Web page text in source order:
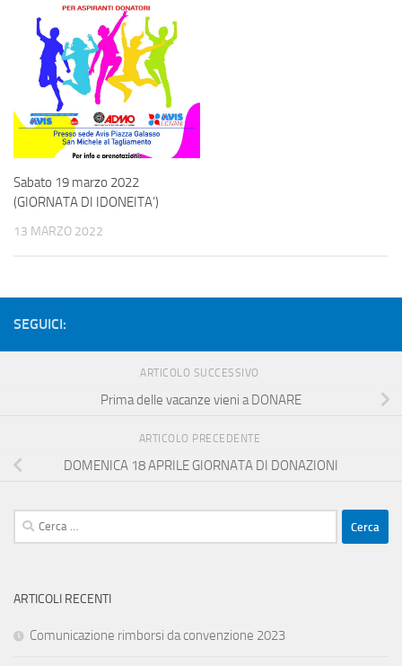
Sabato 19 marzo 2022
(GIORNATA DI IDONEITA’)
13 MARZO 2022
SEGUICI:
ARTICOLO SUCCESSIVO
Prima delle vacanze vieni a DONARE
ARTICOLO PRECEDENTE
DOMENICA 18 APRILE GIORNATA DI DONAZIONI
Ricerca
per:
ARTICOLI RECENTI
Comunicazione rimborsi da convenzione 2023